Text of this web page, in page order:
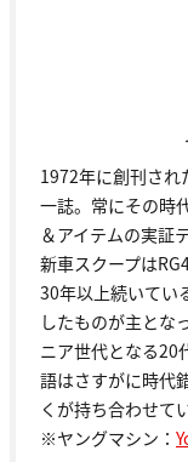
1972年に創刊され
一誌。常にその時
＆アイテムの実証
新車スクープは
30年以上続いてい
したものが主とな
ニア世代となる20
語はさすがに時代
くが持ち合わせて
※ヤングマシン：